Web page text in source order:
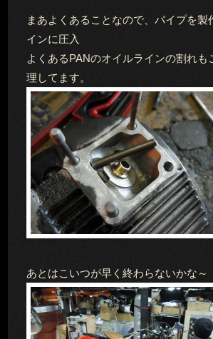
まあよくあることなので、パイプを製
インに圧入
よくあるPANのオイルラインの割れも
理してます。
あとはこいつが早く終わらないかな～